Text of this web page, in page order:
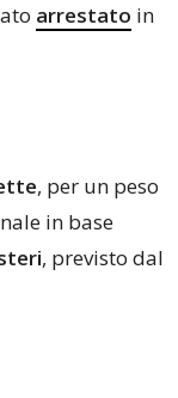
arrestato in
, per un peso
in base
, previsto dal